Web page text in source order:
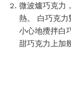
微波爐巧克力
熱。 白巧克力
小心地攪拌白
甜巧克力上加